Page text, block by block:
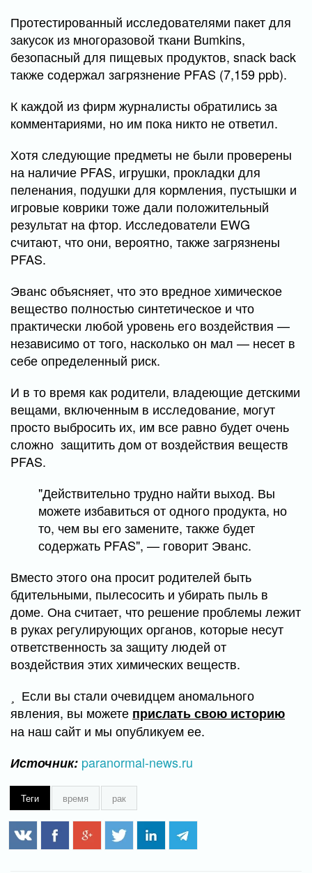
Протестированный исследователями пакет для
закусок из многоразовой ткани Bumkins,
безопасный для пищевых продуктов, snack back
также содержал загрязнение PFAS (7,159 ppb).
К каждой из фирм журналисты обратились за
комментариями, но им пока никто не ответил.
Хотя следующие предметы не были проверены
на наличие PFAS, игрушки, прокладки для
пеленания, подушки для кормления, пустышки и
игровые коврики тоже дали положительный
результат на фтор. Исследователи EWG
считают, что они, вероятно, также загрязнены
PFAS.
Эванс объясняет, что это вредное химическое
вещество полностью синтетическое и что
практически любой уровень его воздействия —
независимо от того, насколько он мал — несет в
себе определенный риск.
И в то время как родители, владеющие детскими
вещами, включенным в исследование, могут
просто выбросить их, им все равно будет очень
сложно защитить дом от воздействия веществ
PFAS.
"Действительно трудно найти выход. Вы
можете избавиться от одного продукта, но
то, чем вы его замените, также будет
содержать PFAS", — говорит Эванс.
Вместо этого она просит родителей быть
бдительными, пылесосить и убирать пыль в
доме. Она считает, что решение проблемы лежит
в руках регулирующих органов, которые несут
ответственность за защиту людей от
воздействия этих химических веществ.
Если вы стали очевидцем аномального
явления, вы можете прислать свою историю
на наш сайт и мы опубликуем ее.
Источник: paranormal-news.ru
Теги время рак